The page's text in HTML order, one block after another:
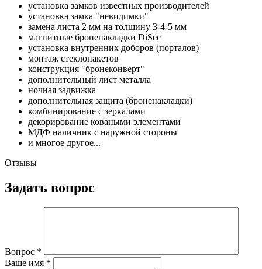
установка замков известных производителей
установка замка "невидимки"
замена листа 2 мм на толщину 3-4-5 мм
магнитные броненакладки DiSec
установка внутренних доборов (порталов)
монтаж стеклопакетов
конструкция "бронеконверт"
дополнительный лист металла
ночная задвижка
дополнительная защита (броненакладки)
комбинирование с зеркалами
декорирование коваными элементами
МДФ наличник с наружной стороны
и многое другое...
Отзывы
Задать вопрос
Вопрос *
Ваше имя *